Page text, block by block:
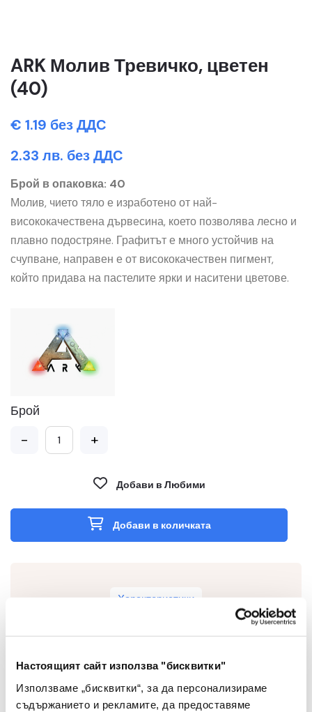
Настоящият сайт използва "бисквитки"
Използваме „бисквитки“, за да персонализираме
съдържанието и рекламите, да предоставяме
ARK Молив Тревичко, цветен
(40)
€ 1.19 без ДДС
2.33 лв. без ДДС
Брой в опаковка: 40
Молив, чието тяло е изработено от най-
висококачествена дървесина, което позволява лесно и
плавно подостряне. Графитът е много устойчив на
счупване, направен е от висококачествен пигмент,
който придава на пастелите ярки и наситени цветове.
Брой
- +
Добави в Любими
Добави в количката
Характеристики